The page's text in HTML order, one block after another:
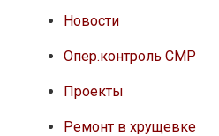
Новости
Опер.контроль СМР
Проекты
Ремонт в хрущевке